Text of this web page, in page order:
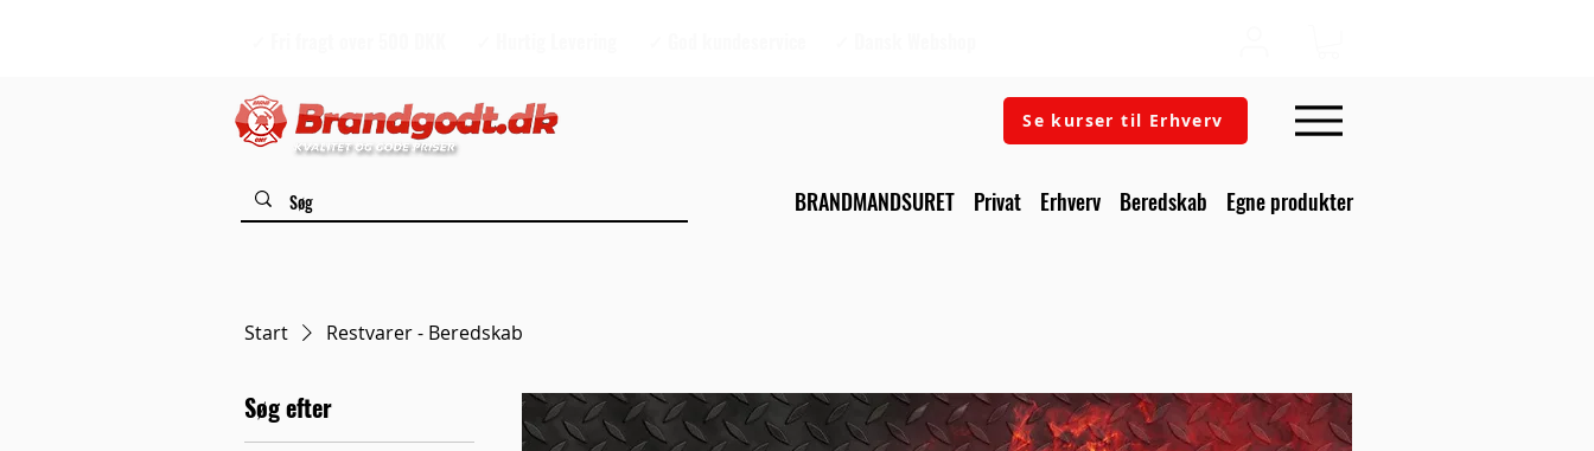
Se kurser til Erhverv
BRANDMANDSURET Privat Erhverv Beredskab Egne produkter
Start Restvarer - Beredskab
Søg efter